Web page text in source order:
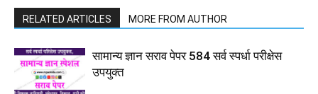
RELATED ARTICLES MORE FROM AUTHOR
सामान्य ज्ञान सराव पेपर 584 सर्व स्पर्धा परीक्षेस
उपयुक्त